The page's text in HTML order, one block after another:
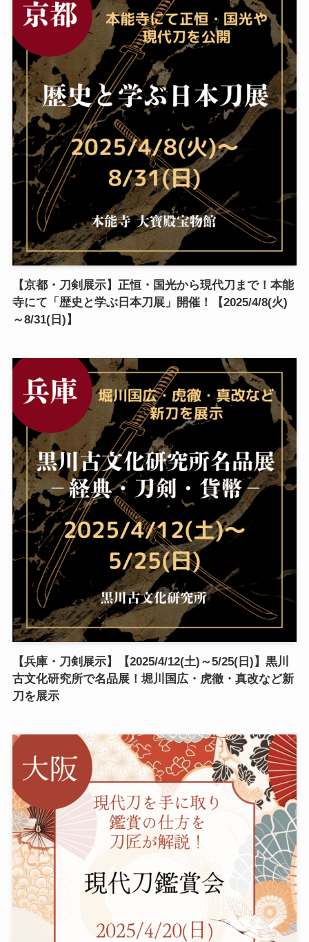
【京都・刀剣展示】正恒・国光から現代刀まで！本能
寺にて「歴史と学ぶ日本刀展」開催！【2025/4/8(火)
～8/31(日)】
【兵庫・刀剣展示】【2025/4/12(土)～5/25(日)】黒川
古文化研究所で名品展！堀川国広・虎徹・真改など新
刀を展示